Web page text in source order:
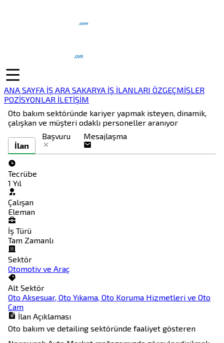
ANA SAYFA İŞ ARA SAKARYA İŞ İLANLARI ÖZGEÇMİŞLER
POZİSYONLAR İLETİŞİM
Oto bakım sektöründe kariyer yapmak isteyen, dinamik,
çalışkan ve müşteri odaklı personeller aranıyor
İlan
Başvuru Mesajlaşma
Tecrübe
1 Yıl
Çalışan
Eleman
İş Türü
Tam Zamanlı
Sektör
Otomotiv ve Araç
Alt Sektör
Oto Aksesuar, Oto Yıkama, Oto Koruma Hizmetleri ve Oto
Cam
İlan Açıklaması
Oto bakım ve detailing sektöründe faaliyet gösteren